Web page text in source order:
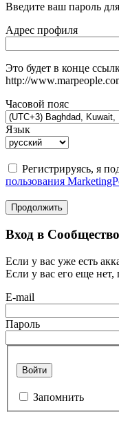
Введите ваш пароль
Адрес профиля
Это будет в конце
http://
Часовой пояс
Язык
Регистрируясь, я
пользования
Продолжить
Вход в
Если у вас уже есть
Если у вас его еще нет,
E-mail
Пароль
Войти
Запомнить